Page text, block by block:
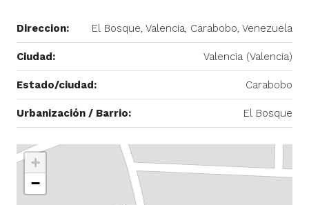
Direccion: El Bosque, Valencia, Carabobo, Venezuela
Ciudad: Valencia (Valencia)
Estado/ciudad: Carabobo
Urbanización / Barrio: El Bosque
+
−